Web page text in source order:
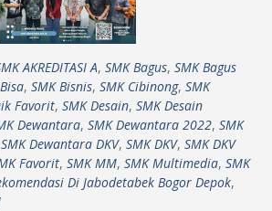
AKREDITASI A, SMK Bagus, SMK Bagus
, SMK Bisnis, SMK Cibinong, SMK
Favorit, SMK Desain, SMK Desain
Dewantara, SMK Dewantara 2022, SMK
SMK Dewantara DKV, SMK DKV, SMK DKV
Favorit, SMK MM, SMK Multimedia, SMK
Di Jabodetabek Bogor Depok,